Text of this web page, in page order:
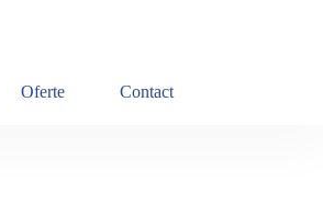
Oferte Contact